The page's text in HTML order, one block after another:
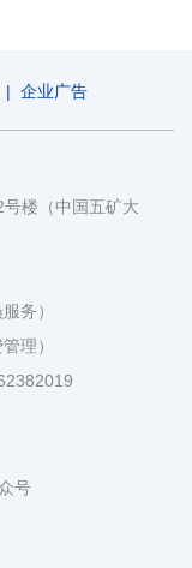
| 企业广告
楼（中国五矿大
务）
理）
号